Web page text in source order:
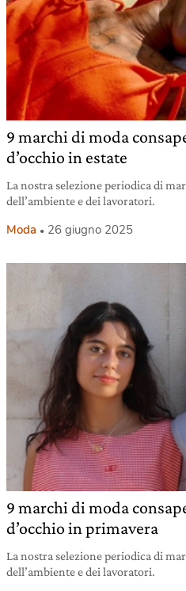
9 marchi di moda
d’occhio in estate
La nostra selezione periodica di
dell’ambiente e dei lavoratori.
Moda 26 giugno 2025
9 marchi di moda
d’occhio in primavera
La nostra selezione periodica di
dell’ambiente e dei lavoratori.